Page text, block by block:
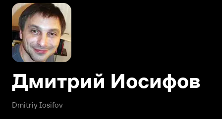
Dmitriy Iosifov
Дмитрий Иосифов